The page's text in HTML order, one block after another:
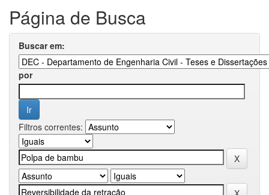
Página de Busca
Buscar em:
por
Filtros correntes: